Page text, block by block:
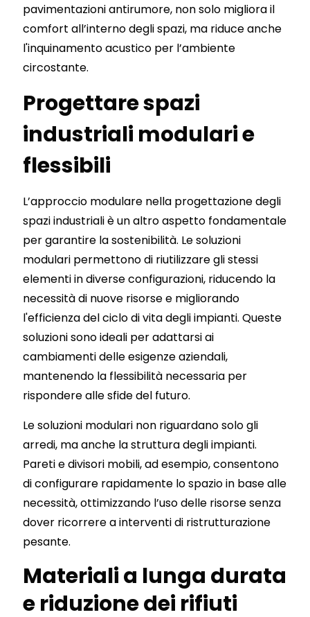
pavimentazioni antirumore, non solo migliora il
comfort all’interno degli spazi, ma riduce anche
l'inquinamento acustico per l’ambiente
circostante.
Progettare spazi
industriali modulari e
flessibili
L’approccio modulare nella progettazione degli
spazi industriali è un altro aspetto fondamentale
per garantire la sostenibilità. Le soluzioni
modulari permettono di riutilizzare gli stessi
elementi in diverse configurazioni, riducendo la
necessità di nuove risorse e migliorando
l'efficienza del ciclo di vita degli impianti. Queste
soluzioni sono ideali per adattarsi ai
cambiamenti delle esigenze aziendali,
mantenendo la flessibilità necessaria per
rispondere alle sfide del futuro.
Le soluzioni modulari non riguardano solo gli
arredi, ma anche la struttura degli impianti.
Pareti e divisori mobili, ad esempio, consentono
di configurare rapidamente lo spazio in base alle
necessità, ottimizzando l’uso delle risorse senza
dover ricorrere a interventi di ristrutturazione
pesante.
Materiali a lunga durata
e riduzione dei rifiuti